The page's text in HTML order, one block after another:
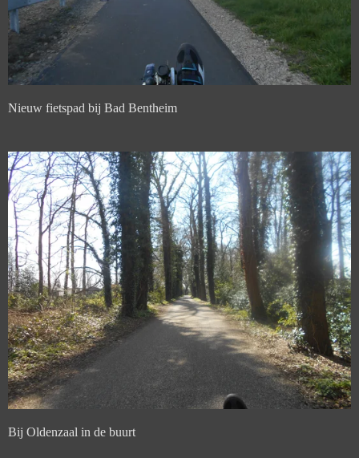
Nieuw fietspad bij Bad Bentheim
Bij Oldenzaal in de buurt